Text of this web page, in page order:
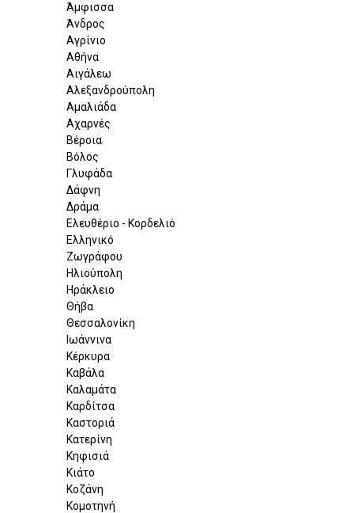
Άμφισσα
Άνδρος
Αγρίνιο
Αθήνα
Αιγάλεω
Αλεξανδρούπολη
Αμαλιάδα
Αχαρνές
Βέροια
Βόλος
Γλυφάδα
Δάφνη
Δράμα
Ελευθέριο - Κορδελιό
Ελληνικό
Ζωγράφου
Ηλιούπολη
Ηράκλειο
Θήβα
Θεσσαλονίκη
Ιωάννινα
Κέρκυρα
Καβάλα
Καλαμάτα
Καρδίτσα
Καστοριά
Κατερίνη
Κηφισιά
Κιάτο
Κοζάνη
Κομοτηνή